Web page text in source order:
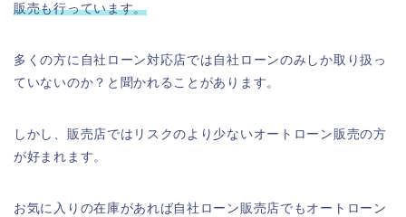
販売も行っています。
多くの方に自社ローン対応店では自社ローンのみしか取り扱っ
ていないのか？と聞かれることがあります。
しかし、販売店ではリスクのより少ないオートローン販売の方
が好まれます。
お気に入りの在庫があれば自社ローン販売店でもオートローン